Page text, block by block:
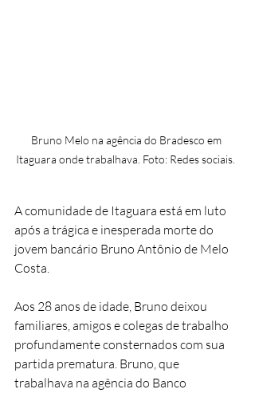
Bruno Melo na agência do Bradesco em
Itaguara onde trabalhava. Foto: Redes sociais.
A comunidade de Itaguara está em luto
após a trágica e inesperada morte do
jovem bancário Bruno Antônio de Melo
Costa.
Aos 28 anos de idade, Bruno deixou
familiares, amigos e colegas de trabalho
profundamente consternados com sua
partida prematura. Bruno, que
trabalhava na agência do Banco